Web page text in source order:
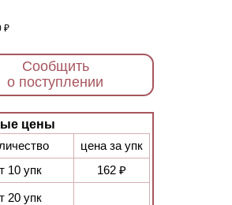
₽
Сообщить
о поступлении
цены
цена за упк
10 упк
162 ₽
20 упк